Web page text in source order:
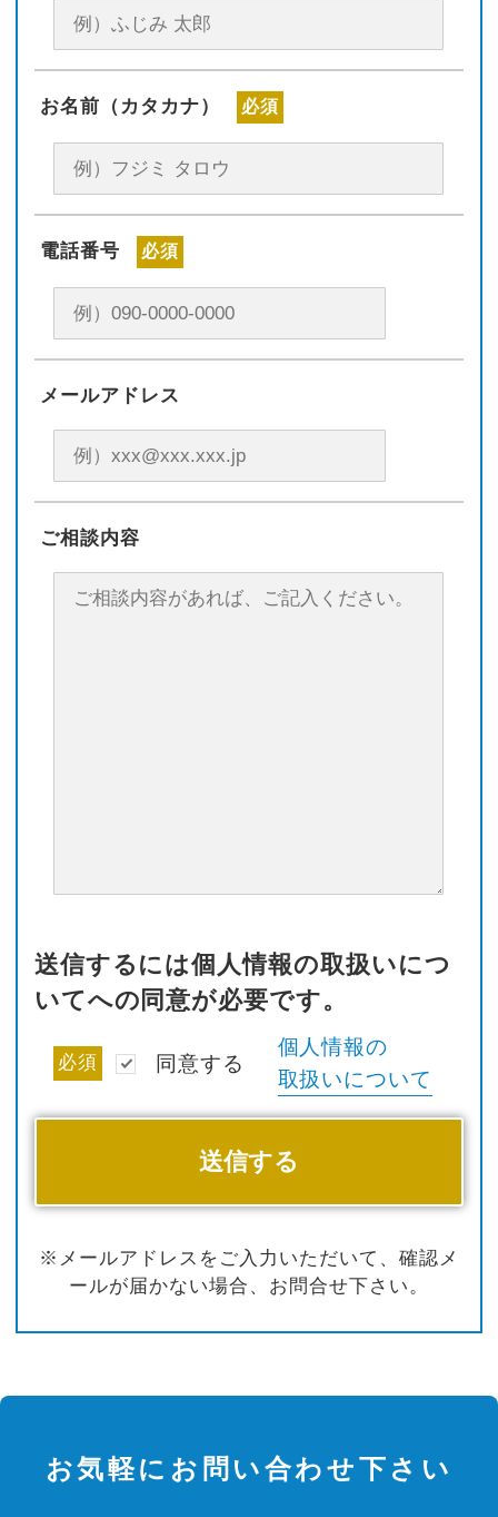
お名前（カタカナ） 必須
電話番号 必須
メールアドレス
ご相談内容
送信するには個人情報の取扱いにつ
いてへの同意が必要です。
必須 同意する
個人情報の
取扱いについて
※メールアドレスをご入力いただいて、確認メ
ールが届かない場合、お問合せ下さい。
お気軽にお問い合わせ下さい